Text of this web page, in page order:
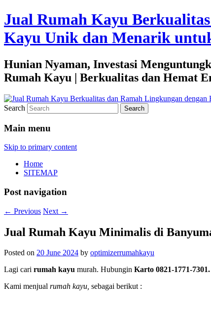
Jual Rumah Kayu
Kayu Unik dan Menarik
Hunian Nyaman, Investasi
Rumah Kayu | Berkualitas dan Hemat
Search
Main menu
Skip to primary content
Home
SITEMAP
Post navigation
← Previous Next →
Jual Rumah Kayu Minimalis di
Posted on 20 June 2024 by optimizerrumahkayu
Lagi cari rumah kayu murah. Hubungin Karto 0821-1771-7301.
Kami menjual rumah kayu, sebagai berikut :